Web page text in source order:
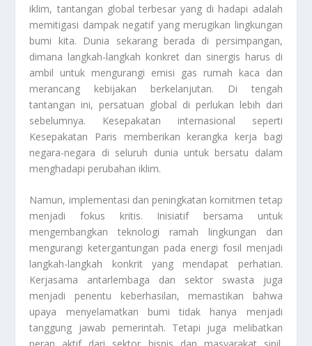
iklim, tantangan global terbesar yang di hadapi adalah
memitigasi dampak negatif yang merugikan lingkungan
bumi kita. Dunia sekarang berada di persimpangan,
dimana langkah-langkah konkret dan sinergis harus di
ambil untuk mengurangi emisi gas rumah kaca dan
merancang kebijakan berkelanjutan. Di tengah
tantangan ini, persatuan global di perlukan lebih dari
sebelumnya. Kesepakatan internasional seperti
Kesepakatan Paris memberikan kerangka kerja bagi
negara-negara di seluruh dunia untuk bersatu dalam
menghadapi perubahan iklim.
Namun, implementasi dan peningkatan komitmen tetap
menjadi fokus kritis. Inisiatif bersama untuk
mengembangkan teknologi ramah lingkungan dan
mengurangi ketergantungan pada energi fosil menjadi
langkah-langkah konkrit yang mendapat perhatian.
Kerjasama antarlembaga dan sektor swasta juga
menjadi penentu keberhasilan, memastikan bahwa
upaya menyelamatkan bumi tidak hanya menjadi
tanggung jawab pemerintah. Tetapi juga melibatkan